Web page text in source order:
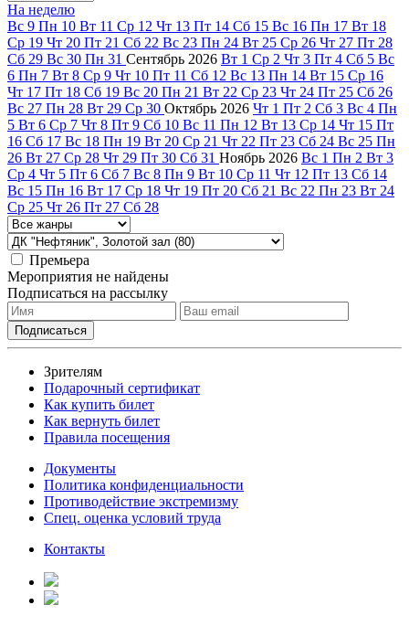
На неделю
Вс 9 Пн 10 Вт 11 Ср 12 Чт 13 Пт 14 Сб 15 Вс 16 Пн 17 Вт 18
Ср 19 Чт 20 Пт 21 Сб 22 Вс 23 Пн 24 Вт 25 Ср 26 Чт 27 Пт 28
Сб 29 Вс 30 Пн 31 Сентябрь 2026 Вт 1 Ср 2 Чт 3 Пт 4 Сб 5 Вс
6 Пн 7 Вт 8 Ср 9 Чт 10 Пт 11 Сб 12 Вс 13 Пн 14 Вт 15 Ср 16
Чт 17 Пт 18 Сб 19 Вс 20 Пн 21 Вт 22 Ср 23 Чт 24 Пт 25 Сб 26
Вс 27 Пн 28 Вт 29 Ср 30 Октябрь 2026 Чт 1 Пт 2 Сб 3 Вс 4 Пн
5 Вт 6 Ср 7 Чт 8 Пт 9 Сб 10 Вс 11 Пн 12 Вт 13 Ср 14 Чт 15 Пт
16 Сб 17 Вс 18 Пн 19 Вт 20 Ср 21 Чт 22 Пт 23 Сб 24 Вс 25 Пн
26 Вт 27 Ср 28 Чт 29 Пт 30 Сб 31 Ноябрь 2026 Вс 1 Пн 2 Вт 3
Ср 4 Чт 5 Пт 6 Сб 7 Вс 8 Пн 9 Вт 10 Ср 11 Чт 12 Пт 13 Сб 14
Вс 15 Пн 16 Вт 17 Ср 18 Чт 19 Пт 20 Сб 21 Вс 22 Пн 23 Вт 24
Ср 25 Чт 26 Пт 27 Сб 28
Премьера
Мероприятия не найдены
Подписаться на рассылку
Зрителям
Подарочный сертификат
Как купить билет
Как вернуть билет
Правила посещения
Документы
Политика конфиденциальности
Противодействие экстремизму
Спец. оценка условий труда
Контакты